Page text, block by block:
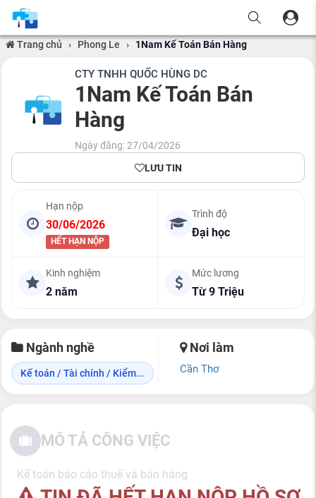
Trang chủ › Phong Le › 1Nam Kế Toán Bán Hàng
CTY TNHH QUỐC HÙNG DC
1Nam Kế Toán Bán
Hàng
Ngày đăng: 27/04/2026
LƯU TIN
Hạn nộp
30/06/2026
HẾT HẠN NỘP
Trình độ
Đại học
Kinh nghiệm
2 năm
Mức lương
Từ 9 Triệu
Ngành nghề
Kế toán / Tài chính / Kiểm...
Nơi làm
Cần Thơ
MÔ TẢ CÔNG VIỆC
Kế toán báo cáo thuế và bán hàng